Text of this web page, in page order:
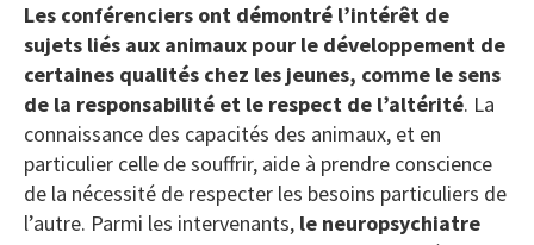
Les conférenciers ont démontré l’intérêt de
sujets liés aux animaux pour le développement de
certaines qualités chez les jeunes, comme le sens
de la responsabilité et le respect de l’altérité. La
connaissance des capacités des animaux, et en
particulier celle de souffrir, aide à prendre conscience
de la nécessité de respecter les besoins particuliers de
l’autre. Parmi les intervenants, le neuropsychiatre